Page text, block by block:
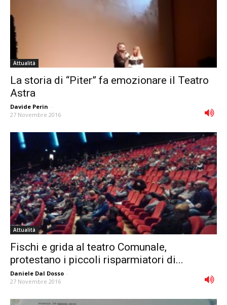
Attualità
La storia di “Piter” fa emozionare il Teatro
Astra
Davide Perin -
27 Novembre 2016
Attualità
Fischi e grida al teatro Comunale,
protestano i piccoli risparmiatori di...
Daniele Dal Dosso -
27 Novembre 2016